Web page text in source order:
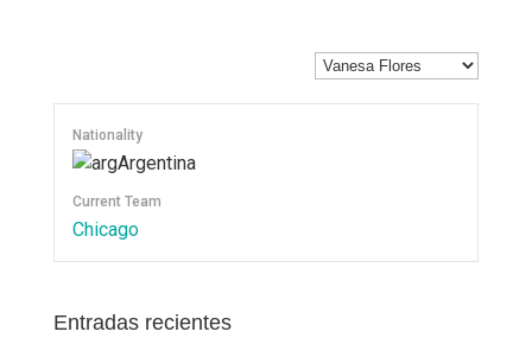
Nationality
Argentina
Current Team
Chicago
Entradas recientes